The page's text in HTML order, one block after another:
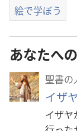
絵で学ぼう
あなたへ
聖書の
イザ
イザヤ